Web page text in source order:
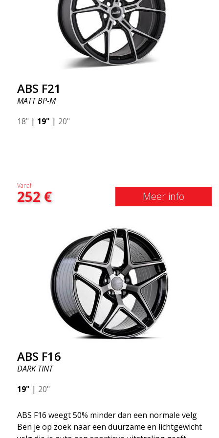
ABS F21
MATT BP-M
18" | 19" | 20"
Vanaf:
252€ Meer info
ABS F16
DARK TINT
19" | 20"
ABS F16 weegt 50% minder dan een normale velg
Ben je op zoek naar een duurzame en lichtgewicht